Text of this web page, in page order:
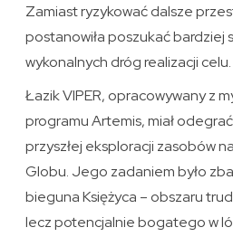
Zamiast ryzykować dalsze
postanowiła poszukać bardziej
wykonalnych dróg realizacji celu.
Łazik VIPER, opracowywany z
programu Artemis, miał
przyszłej eksploracji zasobów
Globu. Jego zadaniem było
bieguna Księżyca – obszaru
lecz potencjalnie bogatego w